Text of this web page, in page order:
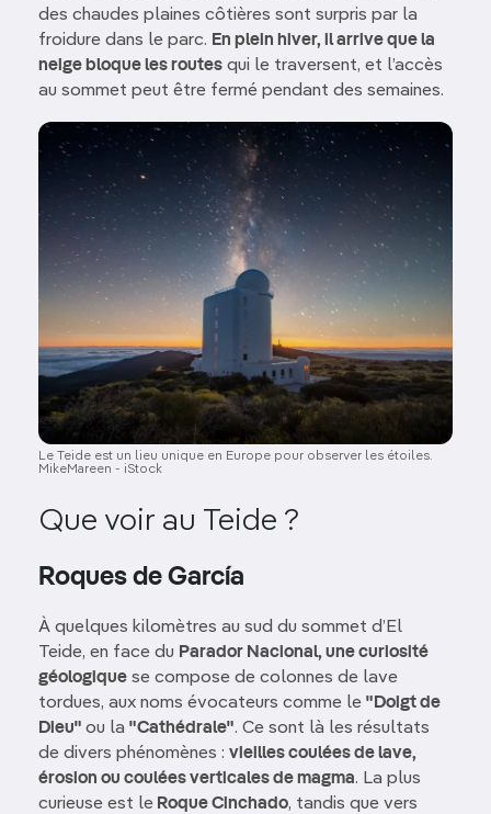
des chaudes plaines côtières sont surpris par la
froidure dans le parc. En plein hiver, il arrive que la
neige bloque les routes qui le traversent, et l’accès
au sommet peut être fermé pendant des semaines.
Image
Le Teide est un lieu unique en Europe pour observer les étoiles.
MikeMareen - iStock
Que voir au Teide ?
Roques de García
À quelques kilomètres au sud du sommet d’El
Teide, en face du Parador Nacional, une curiosité
géologique se compose de colonnes de lave
tordues, aux noms évocateurs comme le "Doigt de
Dieu" ou la "Cathédrale". Ce sont là les résultats
de divers phénomènes : vieilles coulées de lave,
érosion ou coulées verticales de magma. La plus
curieuse est le Roque Cinchado, tandis que vers